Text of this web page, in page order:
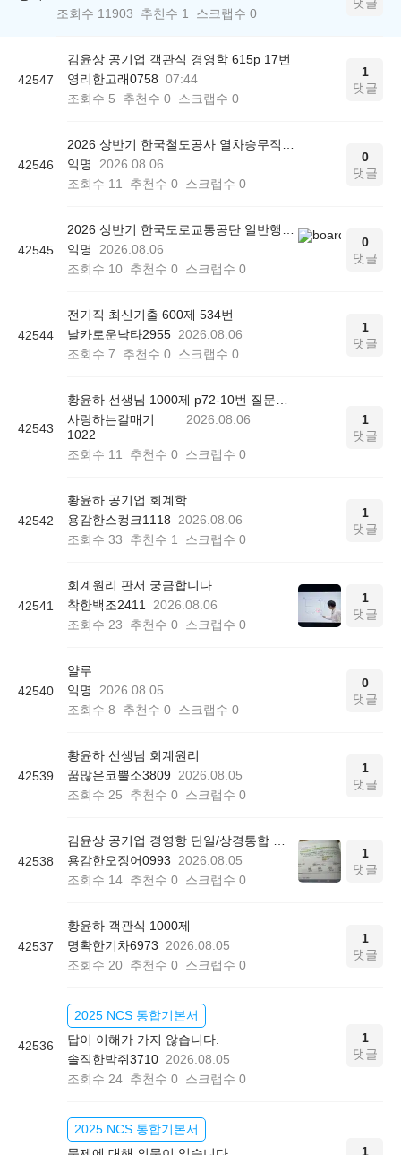
조회수 11903 추천수 1 스크랩수 0
42547
김윤상 공기업 객관식 경영학 615p 17번
영리한고래0758 07:44
조회수 5 추천수 0 스크랩수 0
1
댓글
42546
2026 상반기 한국철도공사 열차승무직 최종 합격 후기
익명
2026.08.06
조회수 11 추천수 0 스크랩수 0
0
댓글
42545
2026 상반기 한국도로교통공단 일반행정 최종 합격 후기
익명
2026.08.06
조회수 10 추천수 0 스크랩수 0
0
댓글
42544
전기직 최신기출 600제 534번
날카로운낙타2955 2026.08.06
조회수 7 추천수 0 스크랩수 0
1
댓글
42543
황윤하 선생님 1000제 p72-10번 질문드립니다.
사랑하는갈매기
1022
2026.08.06
조회수 11 추천수 0 스크랩수 0
1
댓글
42542
황윤하 공기업 회계학
용감한스컹크1118 2026.08.06
조회수 33 추천수 1 스크랩수 0
1
댓글
42541
회계원리 판서 궁금합니다
착한백조2411 2026.08.06
조회수 23 추천수 0 스크랩수 0
1
댓글
42540
얄루
익명
2026.08.05
조회수 8 추천수 0 스크랩수 0
0
댓글
42539
황윤하 선생님 회계원리
꿈많은코뿔소3809 2026.08.05
조회수 25 추천수 0 스크랩수 0
1
댓글
42538
김윤상 공기업 경영항 단일/상경통합 기본서 850쪽 그림 4-4
용감한오징어0993 2026.08.05
조회수 14 추천수 0 스크랩수 0
1
댓글
42537
황윤하 객관식 1000제
명확한기차6973 2026.08.05
조회수 20 추천수 0 스크랩수 0
1
댓글
42536
2025 NCS 통합기본서
답이 이해가 가지 않습니다.
솔직한박쥐3710 2026.08.05
조회수 24 추천수 0 스크랩수 0
1
댓글
2025 NCS 통합기본서
1